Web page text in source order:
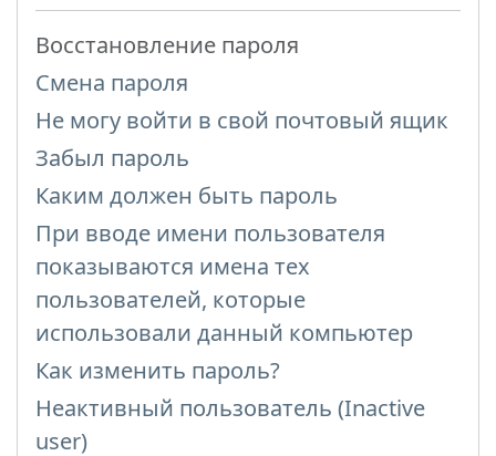
Восстановление пароля
Смена пароля
Не могу войти в свой почтовый ящик
Забыл пароль
Каким должен быть пароль
При вводе имени пользователя
показываются имена тех
пользователей, которые
использовали данный компьютер
Как изменить пароль?
Неактивный пользователь (Inactive
user)